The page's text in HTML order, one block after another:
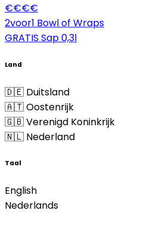
€€€€
2voor1 Bowl of Wraps
GRATIS Sap 0,3l
Land
🇩🇪 Duitsland
🇦🇹 Oostenrijk
🇬🇧 Verenigd Koninkrijk
🇳🇱 Nederland
Taal
English
Nederlands